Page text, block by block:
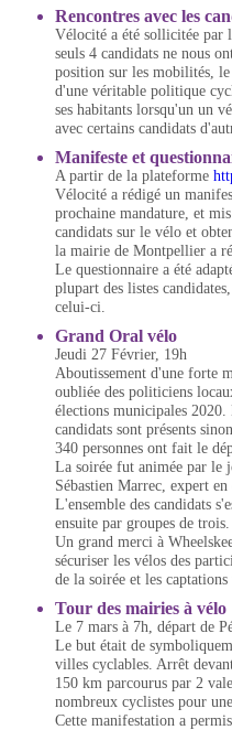
Rencontres avec les
Vélocité a été sollicitée par
seuls 4 candidats ne nous
position sur les mobilités,
d'une véritable politique
ses habitants lorsqu'un un
avec certains candidats
Manifeste et
A partir de la plateforme
Vélocité a rédigé un
prochaine mandature, et
candidats sur le vélo et
la mairie de Montpellier a
Le questionnaire a été
plupart des listes
celui-ci.
Grand Oral vélo
Jeudi 27 Février, 19h
Aboutissement d'une forte
oubliée des politiciens
élections municipales 2020.
candidats sont présents
340 personnes ont fait le
La soirée fut animée par le
Sébastien Marrec, expert
L'ensemble des candidats
ensuite par groupes de trois.
Un grand merci à
sécuriser les vélos des
de la soirée et les captations
Tour des mairies à vélo
Le 7 mars à 7h, départ de
Le but était de
villes cyclables. Arrêt
150 km parcourus par 2
nombreux cyclistes pour
Cette manifestation a